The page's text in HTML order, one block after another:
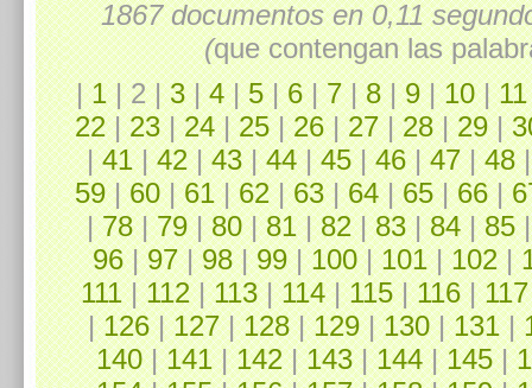
1867 documentos en 0,11
(que contengan las
|1| 2 |3|4|5|6|7|8|9|10|11
22|23|24|25|26|27|28|29|
|41|42|43|44|45|46|47|48
59|60|61|62|63|64|65|66|
|78|79|80|81|82|83|84|85
96|97|98|99|100|101|102|
111|112|113|114|115|116|117
|126|127|128|129|130|131|
140|141|142|143|144|145|